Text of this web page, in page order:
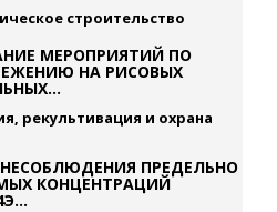
строительство
МЕРОПРИЯТИЙ ПО
НА РИСОВЫХ
рекультивация и охрана
ПРЕДЕЛЬНО
КОНЦЕНТРАЦИЙ